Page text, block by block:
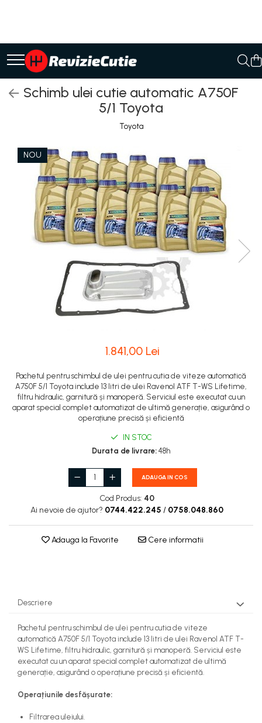
Ulei cutie automata
Filtre cutii automate
Schimb ulei cutie automatic A750F
5/1 Toyota
Toyota
NOU
1.841,00 Lei
Pachetul pentru schimbul de ulei pentru cutia de viteze automatică
A750F 5/1 Toyota include 13 litri de ulei Ravenol ATF T-WS Lifetime,
filtru hidraulic, garnitură și manoperă. Serviciul este executat cu un
aparat special complet automatizat de ultimă generație, asigurând o
operațiune precisă și eficientă
IN STOC
Durata de livrare: 48h
ADAUGA IN COS
Cod Produs: 40
Ai nevoie de ajutor? 0744.422.245 / 0758.048.860
Adauga la Favorite Cere informatii
Descriere
Pachetul pentru schimbul de ulei pentru cutia de viteze
automatică A750F 5/1 Toyota include 13 litri de ulei Ravenol ATF T-
WS Lifetime, filtru hidraulic, garnitură și manoperă. Serviciul este
executat cu un aparat special complet automatizat de ultimă
generație, asigurând o operațiune precisă și eficientă.
Operațiunile desfășurate:
Filtrarea uleiului.